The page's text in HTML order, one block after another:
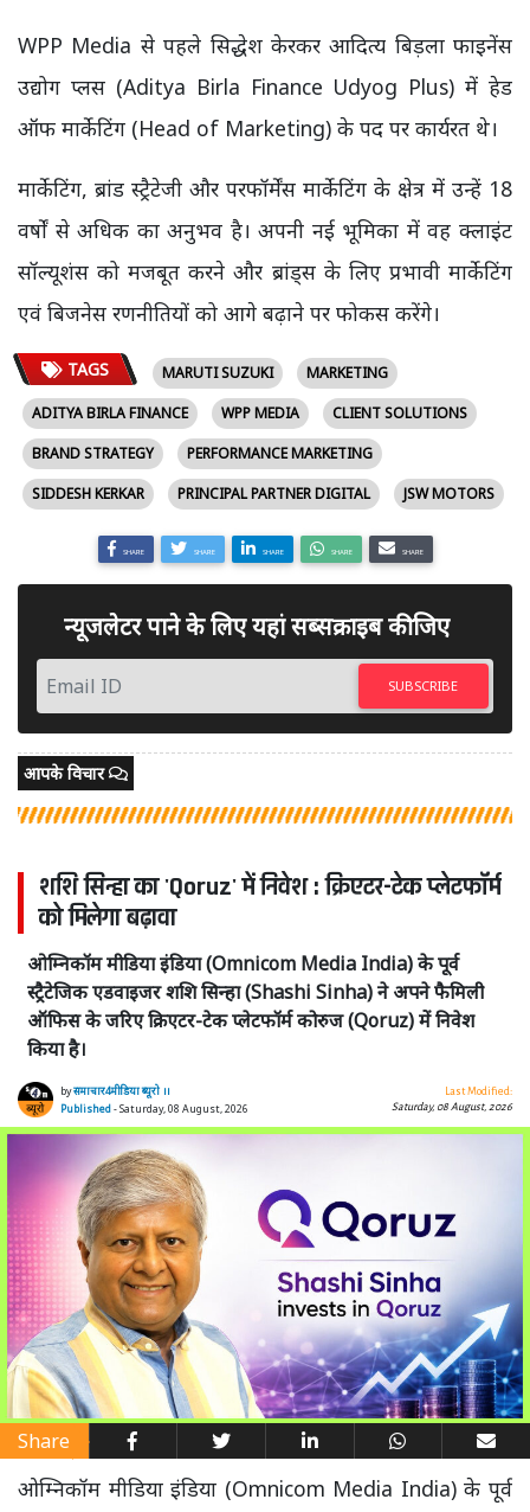
WPP Media से पहले सिद्धेश केरकर आदित्य बिड़ला फाइनेंस
उद्योग प्लस (Aditya Birla Finance Udyog Plus) में हेड
ऑफ मार्केटिंग (Head of Marketing) के पद पर कार्यरत थे।
मार्केटिंग, ब्रांड स्ट्रैटेजी और परफॉर्मेंस मार्केटिंग के क्षेत्र में उन्हें 18
वर्षों से अधिक का अनुभव है। अपनी नई भूमिका में वह क्लाइंट
सॉल्यूशंस को मजबूत करने और ब्रांड्स के लिए प्रभावी मार्केटिंग
एवं बिजनेस रणनीतियों को आगे बढ़ाने पर फोकस करेंगे।
TAGS MARUTI SUZUKI
MARKETING
ADITYA BIRLA FINANCE
WPP MEDIA
CLIENT SOLUTIONS
BRAND STRATEGY
PERFORMANCE MARKETING
SIDDESH KERKAR
PRINCIPAL PARTNER DIGITAL JSW MOTORS
SHARE SHARE SHARE SHARE SHARE
न्यूजलेटर पाने के लिए यहां सब्सक्राइब कीजिए
SUBSCRIBE
आपके विचार
शशि सिन्हा का 'Qoruz' में निवेश : क्रिएटर-टेक प्लेटफॉर्म
को मिलेगा बढ़ावा
ओम्निकॉम मीडिया इंडिया (Omnicom Media India) के पूर्व
स्ट्रैटेजिक एडवाइजर शशि सिन्हा (Shashi Sinha) ने अपने फैमिली
ऑफिस के जरिए क्रिएटर-टेक प्लेटफॉर्म कोरुज (Qoruz) में निवेश
किया है।
byसमाचार4मीडिया ब्यूरो ।।
Published - Saturday, 08 August, 2026
Last Modified:
Saturday, 08 August, 2026
Share
ओम्निकॉम मीडिया इंडिया (Omnicom Media India) के पूर्व